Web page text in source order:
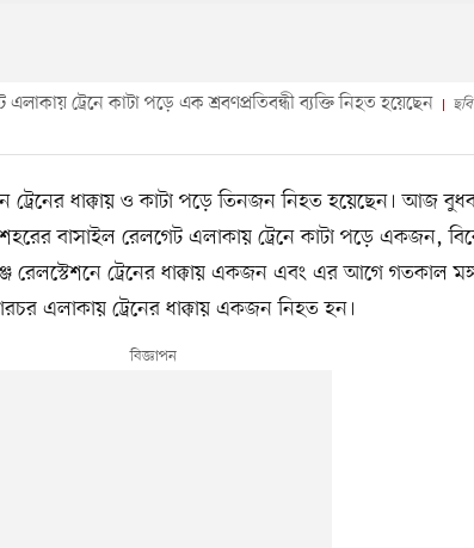
ট্রেনে কাটা পড়ে এক শ্রবণপ্রতিবন্ধী ব্যক্তি নিহত হয়েছেন
ট্রেনের ধাক্কায় ও কাটা পড়ে তিনজন নিহত হয়েছেন। আজ
বাসাইল রেলগেট এলাকায় ট্রেনে কাটা পড়ে একজন,
রেলস্টেশনে ট্রেনের ধাক্কায় একজন এবং এর আগে গতকাল
এলাকায় ট্রেনের ধাক্কায় একজন নিহত হন।